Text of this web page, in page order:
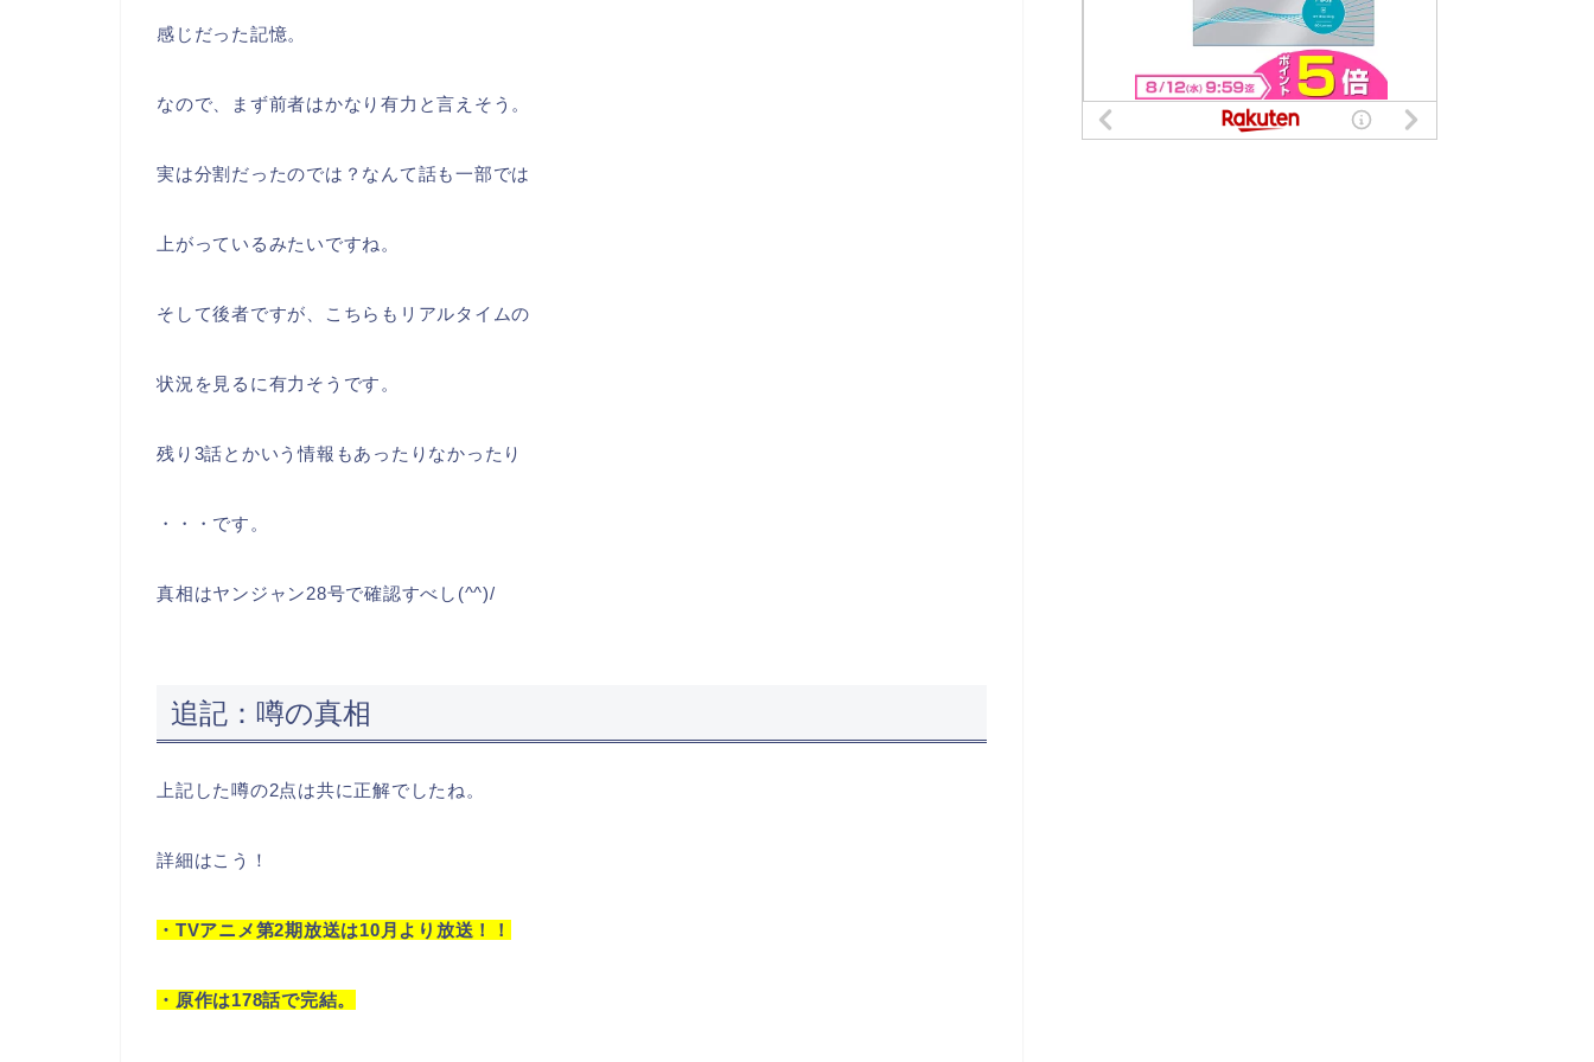
感じだった記憶。
なので、まず前者はかなり有力と言えそう。
実は分割だったのでは？なんて話も一部では
上がっているみたいですね。
そして後者ですが、こちらもリアルタイムの
状況を見るに有力そうです。
残り3話とかいう情報もあったりなかったり
・・・です。
真相はヤンジャン28号で確認すべし(^^)/
追記：噂の真相
上記した噂の2点は共に正解でしたね。
詳細はこう！
・TVアニメ第2期放送は10月より放送！！
・原作は178話で完結。